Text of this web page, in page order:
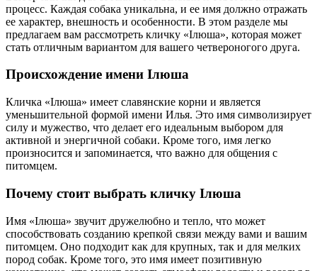
процесс. Каждая собака уникальна, и ее имя должно отражать
ее характер, внешность и особенности. В этом разделе мы
предлагаем вам рассмотреть кличку «Ілюша», которая может
стать отличным вариантом для вашего четвероногого друга.
Происхождение имени Ілюша
Кличка «Ілюша» имеет славянские корни и является
уменьшительной формой имени Илья. Это имя символизирует
силу и мужество, что делает его идеальным выбором для
активной и энергичной собаки. Кроме того, имя легко
произносится и запоминается, что важно для общения с
питомцем.
Почему стоит выбрать кличку Ілюша
Имя «Ілюша» звучит дружелюбно и тепло, что может
способствовать созданию крепкой связи между вами и вашим
питомцем. Оно подходит как для крупных, так и для мелких
пород собак. Кроме того, это имя имеет позитивную